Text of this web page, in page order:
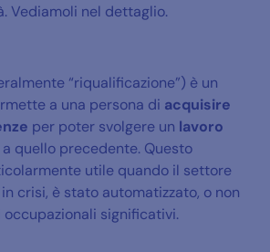
Vediamoli nel dettaglio.
“riqualificazione”) è un
a una persona di acquisire
per poter svolgere un lavoro
quello precedente. Questo
utile quando il settore
crisi, è stato automatizzato, o non
significativi.